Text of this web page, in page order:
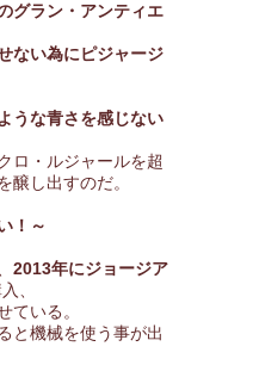
グラン・アンティエ
ない為にピジャージ
うな青さを感じない
ロ・ルジャールを超
醸し出すのだ。
！～
2013年にジョージア
、
ている。
と機械を使う事が出